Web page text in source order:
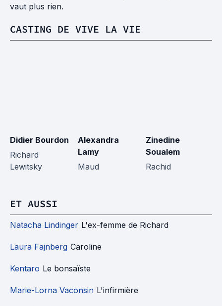
vaut plus rien.
CASTING DE VIVE LA VIE
Didier Bourdon
Richard
Lewitsky
Alexandra
Lamy
Maud
Zinedine
Soualem
Rachid
ET AUSSI
Natacha Lindinger L'ex-femme de Richard
Laura Fajnberg Caroline
Kentaro Le bonsaïste
Marie-Lorna Vaconsin L'infirmière